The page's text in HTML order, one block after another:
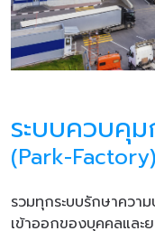
ระบบควบคุม
(Park-Factory)
รวมทุกระบบรักษาควา
เข้าออกของบุคคลและ